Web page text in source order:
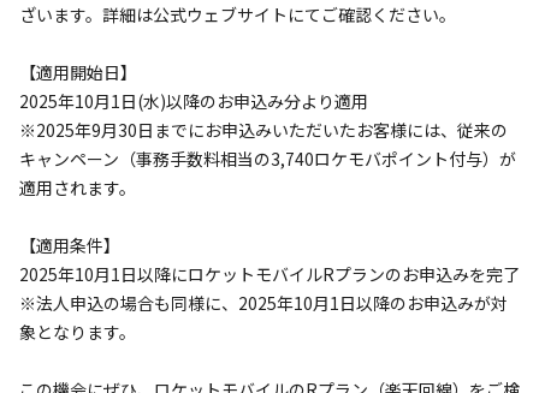
ざいます。詳細は公式ウェブサイトにてご確認ください。
【適用開始日】
2025年10月1日(水)以降のお申込み分より適用
※2025年9月30日までにお申込みいただいたお客様には、従来の
キャンペーン（事務手数料相当の3,740ロケモバポイント付与）が
適用されます。
【適用条件】
2025年10月1日以降にロケットモバイルRプランのお申込みを完了
※法人申込の場合も同様に、2025年10月1日以降のお申込みが対
象となります。